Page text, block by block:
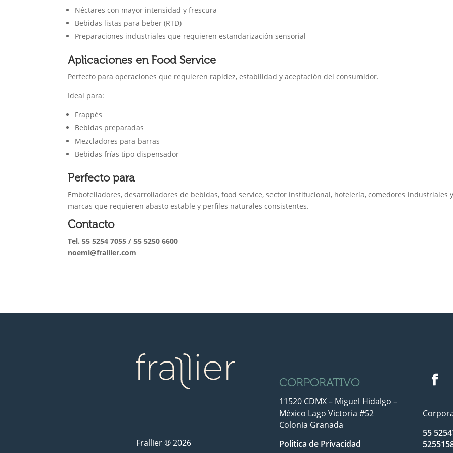
Néctares con mayor intensidad y frescura
Bebidas listas para beber (RTD)
Preparaciones industriales que requieren estandarización sensorial
Aplicaciones en Food Service
Perfecto para operaciones que requieren rapidez, estabilidad y aceptación del consumidor.
Ideal para:
Frappés
Bebidas preparadas
Mezcladores para barras
Bebidas frías tipo dispensador
Perfecto para
Embotelladores, desarrolladores de bebidas, food service, sector institucional, hotelería, comedores industriales
marcas que requieren abasto estable y perfiles naturales consistentes.
Contacto
Tel. 55 5254 7055 / 55 5250 6600
noemi@frallier.com
Frallier ® 2026
CORPORATIVO
11520 CDMX – Miguel Hidalgo –
México Lago Victoria #52
Colonia Granada
Politica de Privacidad
55